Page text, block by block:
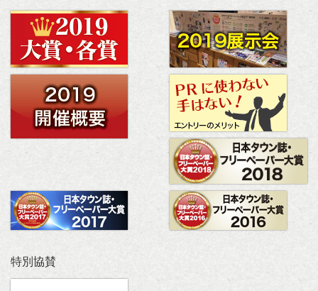
特別協賛